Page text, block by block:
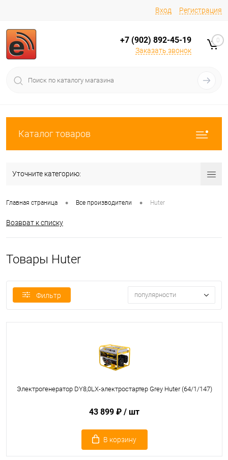
Вход Регистрация
+7 (902) 892-45-19
Заказать звонок
0
Каталог товаров
Уточните категорию:
Главная страница • Все производители • Huter
Возврат к списку
Товары Huter
Фильтр популярности
Электрогенератор DY8,0LX-электростартер Grey Huter (64/1/147)
43 899 ₽ / шт
В корзину